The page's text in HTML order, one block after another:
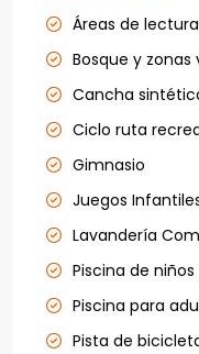
Áreas de lectura
Bosque y zonas
Cancha
Ciclo ruta
Gimnasio
Juegos
Lavandería
Piscina de
Piscina para
Pista de